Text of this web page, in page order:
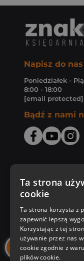
Napisz do nas
Poniedziałek -
8:00 - 18:00
[email protected]
Bądź z nami
Zakupy u nas
Nasza oferta
Nasi autorzy
Ta strona
cookie
Ta strona korzysta z
zapewnić lepszą
Korzystając z tej
używanie przez nas
cookie zgodnie z
plików cookie.